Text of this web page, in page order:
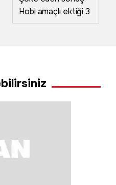
Hobi amaçlı ektiği 3
kök kabaktan 1